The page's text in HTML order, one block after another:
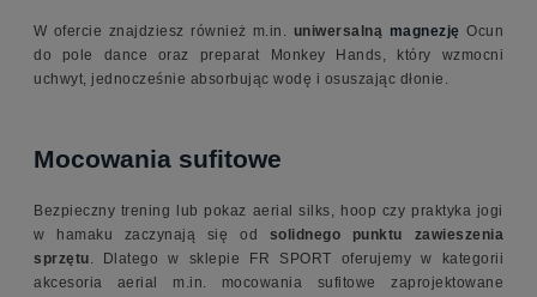
W ofercie znajdziesz również m.in. uniwersalną magnezję Ocun
do pole dance oraz preparat Monkey Hands, który wzmocni
uchwyt, jednocześnie absorbując wodę i osuszając dłonie.
Mocowania sufitowe
Bezpieczny trening lub pokaz aerial silks, hoop czy praktyka jogi
w hamaku zaczynają się od solidnego punktu zawieszenia
sprzętu. Dlatego w sklepie FR SPORT oferujemy w kategorii
akcesoria aerial m.in. mocowania sufitowe zaprojektowane